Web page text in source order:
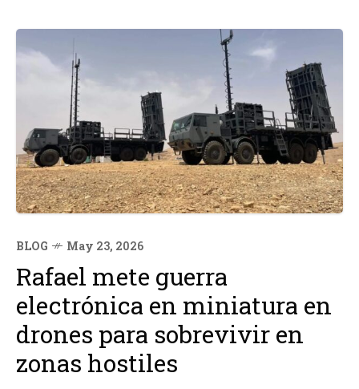
BLOG May 23, 2026
Rafael mete guerra
electrónica en miniatura en
drones para sobrevivir en
zonas hostiles